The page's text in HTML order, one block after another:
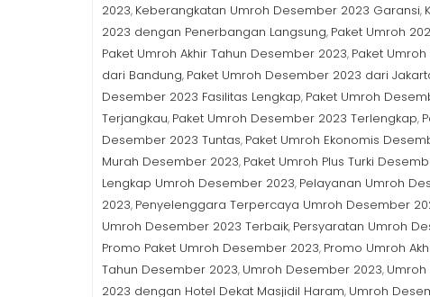
2023, Keberangkatan Umroh Desember 2023 Garansi,
2023 dengan Penerbangan Langsung, Paket Umroh
Paket Umroh Akhir Tahun Desember 2023, Paket
dari Bandung, Paket Umroh Desember 2023 dari
Desember 2023 Fasilitas Lengkap, Paket Umroh
Terjangkau, Paket Umroh Desember 2023 Terlengkap,
Desember 2023 Tuntas, Paket Umroh Ekonomis
Murah Desember 2023, Paket Umroh Plus Turki
Lengkap Umroh Desember 2023, Pelayanan Umroh
2023, Penyelenggara Terpercaya Umroh Desember
Umroh Desember 2023 Terbaik, Persyaratan Umroh
Promo Paket Umroh Desember 2023, Promo Umroh
Tahun Desember 2023, Umroh Desember 2023,
2023 dengan Hotel Dekat Masjidil Haram, Umroh